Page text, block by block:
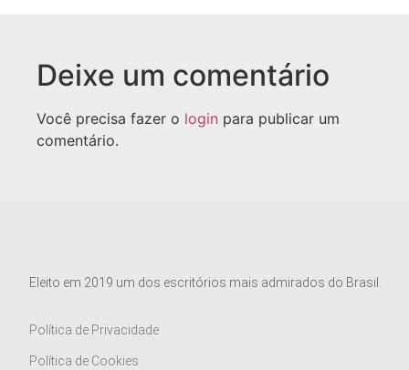
Deixe um comentário
Você precisa fazer o login para publicar um
comentário.
Eleito em 2019 um dos escritórios mais admirados do Brasil.
Política de Privacidade
Política de Cookies